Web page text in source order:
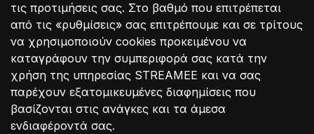
τις προτιμήσεις σας. Στο βαθμό που επιτρέπεται
από τις «ρυθμίσεις» σας επιτρέπουμε και σε τρίτους
να χρησιμοποιούν cookies προκειμένου να
καταγράφουν την συμπεριφορά σας κατά την
χρήση της υπηρεσίας STREAMEE και να σας
παρέχουν εξατομικευμένες διαφημίσεις που
βασίζονται στις ανάγκες και τα άμεσα
ενδιαφέροντά σας.